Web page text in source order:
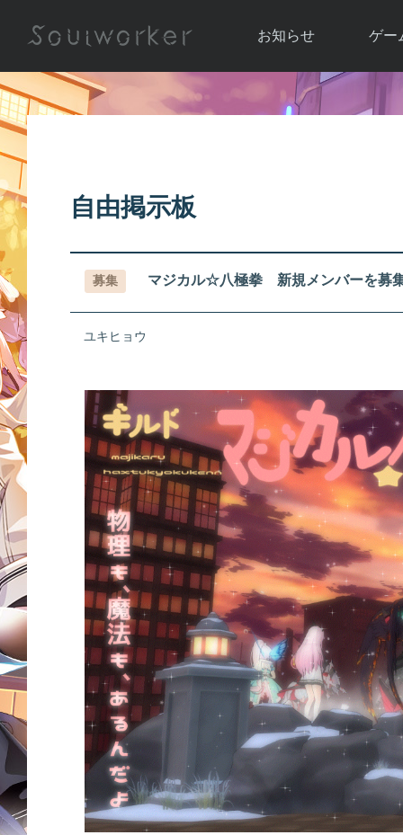
お知らせ
お知らせ一覧
ゲー
ソウ
アップ
自由掲示板
募集 マジカル☆八極拳 新規メンバーを募
ユキヒョウ